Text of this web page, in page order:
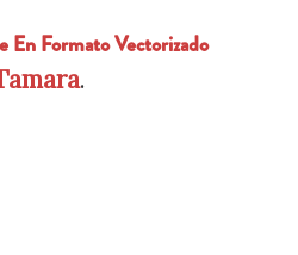
En Formato Vectorizado
.